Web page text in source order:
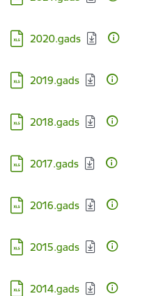
Lejupielādēt:
2020.gads
Lejupielādēt:
2019.gads
Lejupielādēt:
2018.gads
Lejupielādēt:
2017.gads
Lejupielādēt:
2016.gads
Lejupielādēt:
2015.gads
Lejupielādēt:
2014.gads